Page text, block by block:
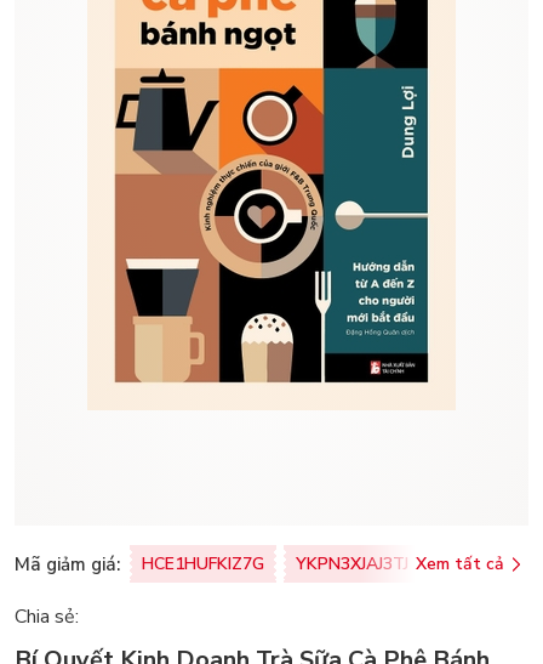
Mã giảm giá: HCE1HUFKIZ7G YKPN3XJAJ3TJ Xem tất cả
Chia sẻ: